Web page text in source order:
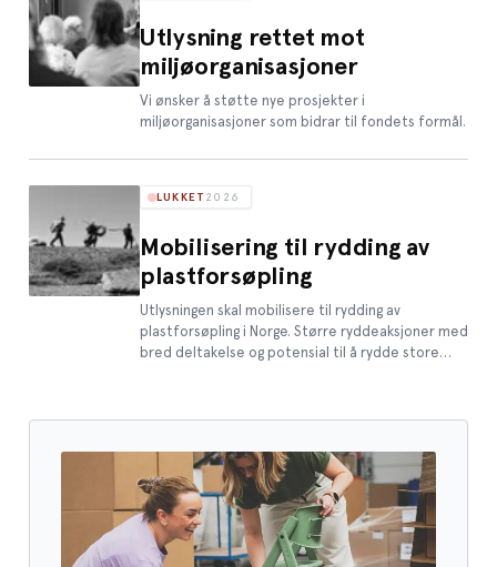
Utlysning rettet mot
miljøorganisasjoner
Vi ønsker å støtte nye prosjekter i
miljøorganisasjoner som bidrar til fondets formål.
LUKKET 2026
Mobilisering til rydding av
plastforsøpling
Utlysningen skal mobilisere til rydding av
plastforsøpling i Norge. Større ryddeaksjoner med
bred deltakelse og potensial til å rydde store
LUKKET2025
Redusere plastforsøpling fra
utendørs kunstgressbaner